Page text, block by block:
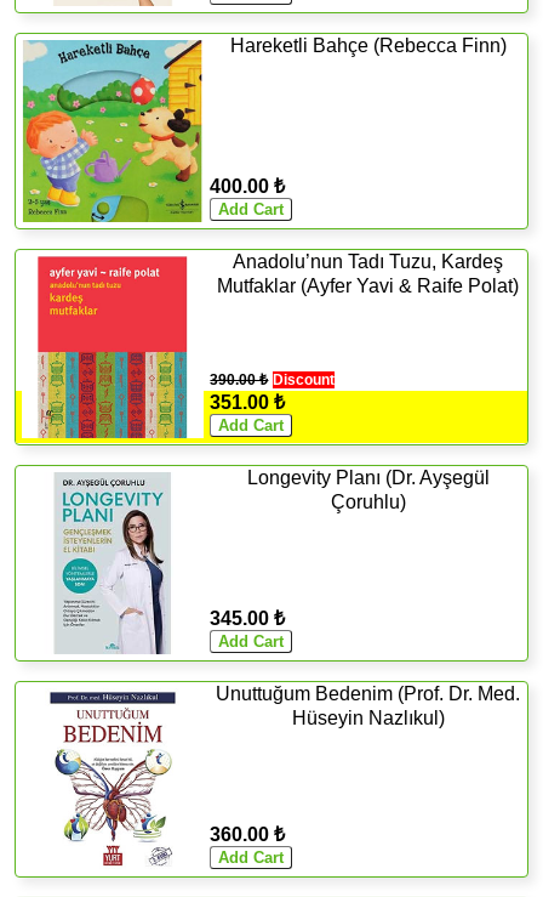
Hareketli Bahçe (Rebecca Finn)
400.00 ₺
Anadolu’nun Tadı Tuzu, Kardeş
Mutfaklar (Ayfer Yavi & Raife Polat)
390.00 ₺ Discount
351.00 ₺
Longevity Planı (Dr. Ayşegül
Çoruhlu)
345.00 ₺
Unuttuğum Bedenim (Prof. Dr. Med.
Hüseyin Nazlıkul)
360.00 ₺